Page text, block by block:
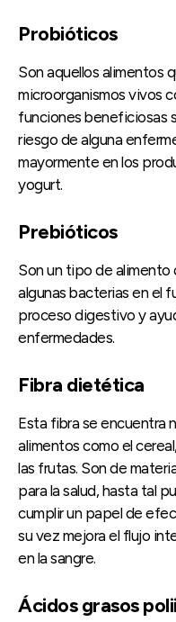
Probióticos
Son aquellos alimentos
microorganismos vivos
funciones beneficiosas
riesgo de alguna
mayormente en los
yogurt.
Prebióticos
Son un tipo de alimento
algunas bacterias en el
proceso digestivo y
enfermedades.
Fibra dietética
Esta fibra se encuentra
alimentos como el
las frutas. Son de
para la salud, hasta tal
cumplir un papel de
su vez mejora el flujo
en la sangre.
Ácidos grasos